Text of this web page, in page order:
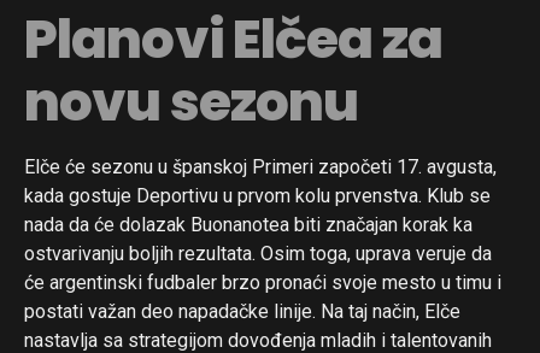
Planovi Elčea za
novu sezonu
Elče će sezonu u španskoj Primeri započeti 17. avgusta,
kada gostuje Deportivu u prvom kolu prvenstva. Klub se
nada da će dolazak Buonanotea biti značajan korak ka
ostvarivanju boljih rezultata. Osim toga, uprava veruje da
će argentinski fudbaler brzo pronaći svoje mesto u timu i
postati važan deo napadačke linije. Na taj način, Elče
nastavlja sa strategijom dovođenja mladih i talentovanih